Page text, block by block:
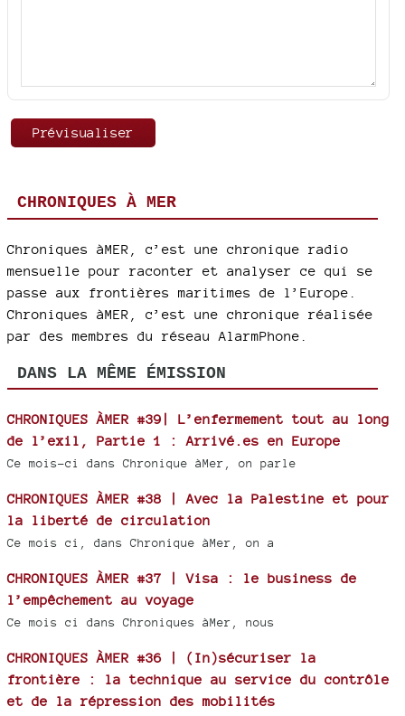
CHRONIQUES À MER
Chroniques àMER, c’est une chronique radio
mensuelle pour raconter et analyser ce qui se
passe aux frontières maritimes de l’Europe.
Chroniques àMER, c’est une chronique réalisée
par des membres du réseau AlarmPhone.
DANS LA MÊME ÉMISSION
CHRONIQUES ÀMER #39| L’enfermement tout au long
de l’exil, Partie 1 : Arrivé.es en Europe
Ce mois-ci dans Chronique àMer, on parle
CHRONIQUES ÀMER #38 | Avec la Palestine et pour
la liberté de circulation
Ce mois ci, dans Chronique àMer, on a
CHRONIQUES ÀMER #37 | Visa : le business de
l’empêchement au voyage
Ce mois ci dans Chroniques àMer, nous
CHRONIQUES ÀMER #36 | (In)sécuriser la
frontière : la technique au service du contrôle
et de la répression des mobilités